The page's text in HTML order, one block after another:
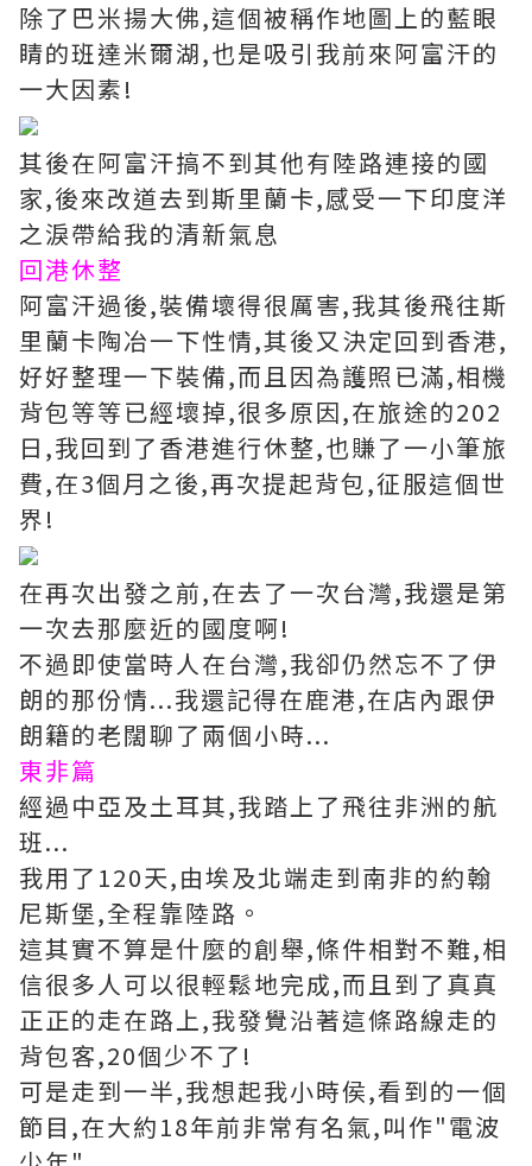
除了巴米揚大佛,這個被稱作地圖上的藍眼
睛的班達米爾湖,也是吸引我前來阿富汗的
一大因素!
其後在阿富汗搞不到其他有陸路連接的國
家,後來改道去到斯里蘭卡,感受一下印度洋
之淚帶給我的清新氣息
回港休整
阿富汗過後,裝備壞得很厲害,我其後飛往斯
里蘭卡陶冶一下性情,其後又決定回到香港,
好好整理一下裝備,而且因為護照已滿,相機
背包等等已經壞掉,很多原因,在旅途的202
日,我回到了香港進行休整,也賺了一小筆旅
費,在3個月之後,再次提起背包,征服這個世
界!
在再次出發之前,在去了一次台灣,我還是第
一次去那麼近的國度啊!
不過即使當時人在台灣,我卻仍然忘不了伊
朗的那份情...我還記得在鹿港,在店內跟伊
朗籍的老闊聊了兩個小時...
東非篇
經過中亞及土耳其,我踏上了飛往非洲的航
班...
我用了120天,由埃及北端走到南非的約翰
尼斯堡,全程靠陸路。
這其實不算是什麼的創舉,條件相對不難,相
信很多人可以很輕鬆地完成,而且到了真真
正正的走在路上,我發覺沿著這條路線走的
背包客,20個少不了!
可是走到一半,我想起我小時侯,看到的一個
節目,在大約18年前非常有名氣,叫作"電波